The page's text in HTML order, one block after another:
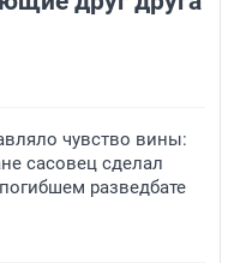
чувство вины:
сасовец сделал
разведбате